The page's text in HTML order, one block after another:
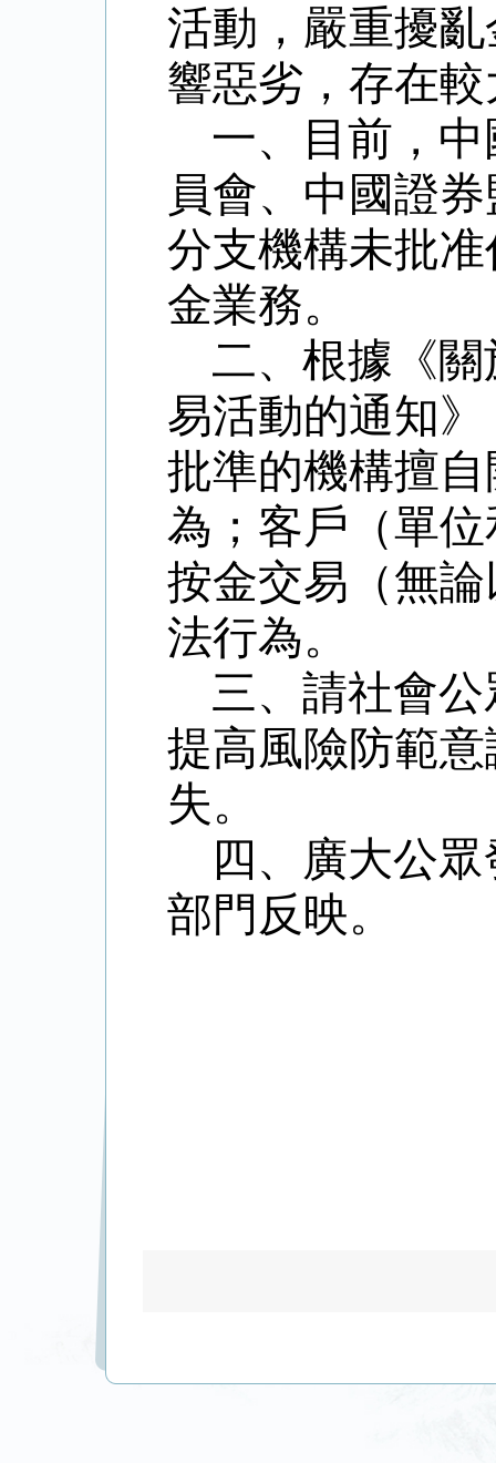
活動，嚴重擾
響惡劣，存在
一、目前，
員會、中國證
分支機構未批
金業務。
二、根據《
易活動的通知
批準的機構擅
為；客戶（單
按金交易（無
法行為。
三、請社會
提高風險防範
失。
四、廣大公
部門反映。